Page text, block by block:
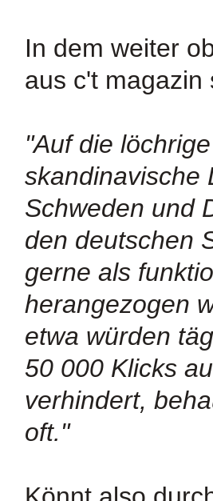
In dem weiter
aus c't magazin
"Auf die
skandinavische
Schweden und
den deutschen
gerne als
herangezogen
etwa würden
50 000 Klicks
verhindert,
oft."